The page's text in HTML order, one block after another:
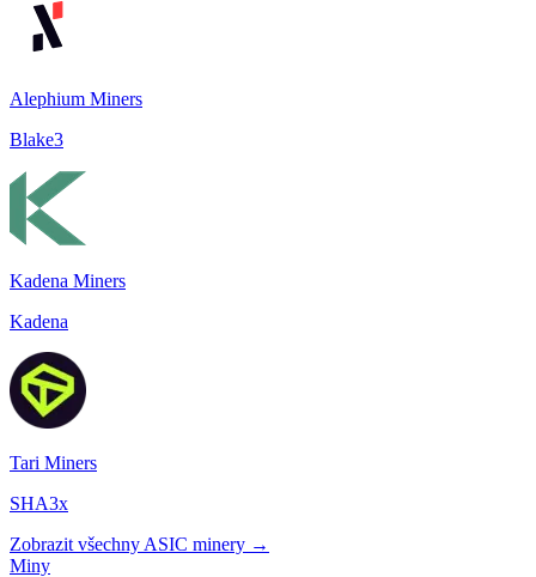
Alephium Miners
Blake3
Kadena Miners
Kadena
Tari Miners
SHA3x
Zobrazit všechny ASIC minery →
Miny